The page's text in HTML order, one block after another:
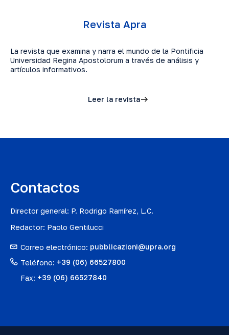
Revista Apra
La revista que examina y narra el mundo de la Pontificia
Universidad Regina Apostolorum a través de análisis y
artículos informativos.
Leer la revista
Contactos
Director general: P. Rodrigo Ramírez, L.C.
Redactor: Paolo Gentilucci
Correo electrónico: pubblicazioni@upra.org
Teléfono: +39 (06) 66527800
Fax: +39 (06) 66527840